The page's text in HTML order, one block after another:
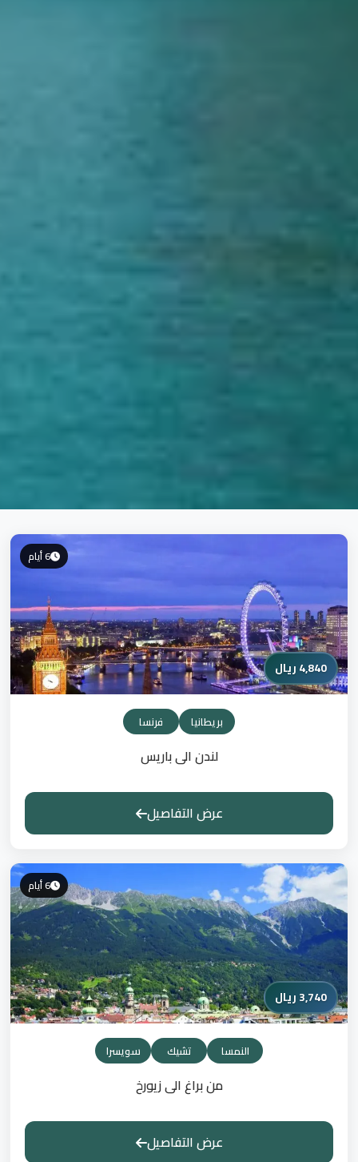
6 أيام
4,840 ريال
بريطانيا فرنسا
لندن الى باريس
عرض التفاصيل
6 أيام
3,740 ريال
النمسا تشيك سويسرا
من براغ الى زيورخ
عرض التفاصيل